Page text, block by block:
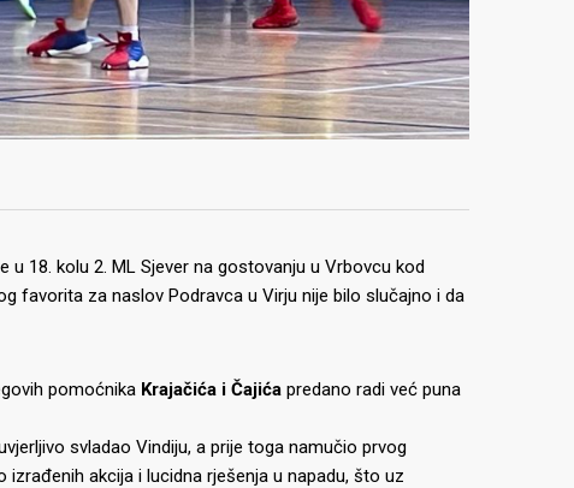
18. kolu 2. ML Sjever na gostovanju u Vrbovcu kod
favorita za naslov Podravca u Virju nije bilo slučajno i da
pomoćnika Krajačića i Čajića predano radi već puna
svladao Vindiju, a prije toga namučio prvog
akcija i lucidna rješenja u napadu, što uz